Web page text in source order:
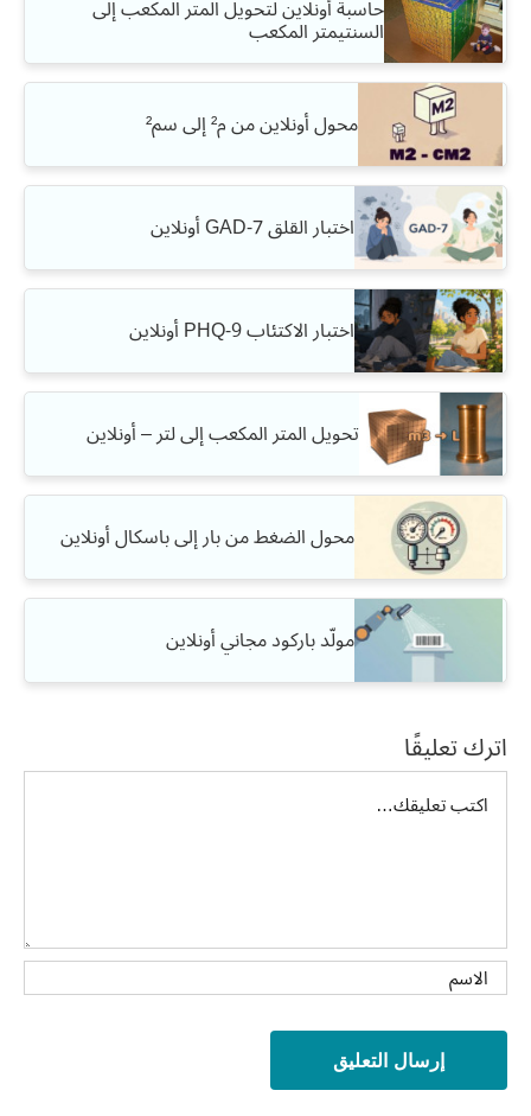
حاسبة أونلاين لتحويل المتر المكعب إلى
السنتيمتر المكعب
محول أونلاين من م² إلى سم²
اختبار القلق GAD-7 أونلاين
اختبار الاكتئاب PHQ-9 أونلاين
تحويل المتر المكعب إلى لتر – أونلاين
محول الضغط من بار إلى باسكال أونلاين
مولّد باركود مجاني أونلاين
اترك تعليقًا
تعليق